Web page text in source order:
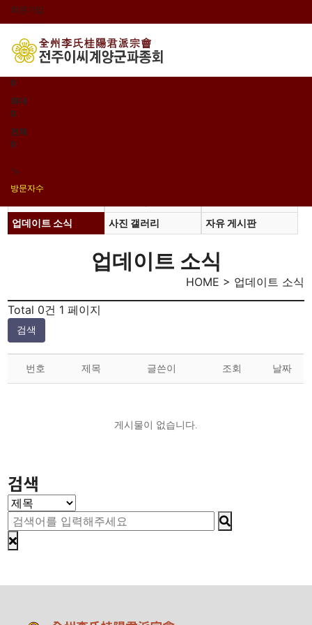
회원가입
로그인
오늘
0
0
최대
0
전체
0
">
방문자수
업데이트 소식
사진 갤러리 자유 게시판
업데이트 소식
HOME > 업데이트 소식
Total 0건 1 페이지
검색
번호 제목 글쓴이 조회 날짜
게시물이 없습니다.
검색